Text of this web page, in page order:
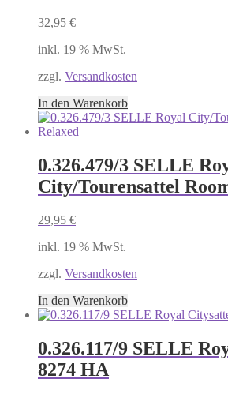
32,95 €
inkl. 19 % MwSt.
zzgl. Versandkosten
In den Warenkorb
0.326.479/3 SELLE
City/Tourensattel
29,95 €
inkl. 19 % MwSt.
zzgl. Versandkosten
In den Warenkorb
0.326.117/9 SELLE
8274 HA